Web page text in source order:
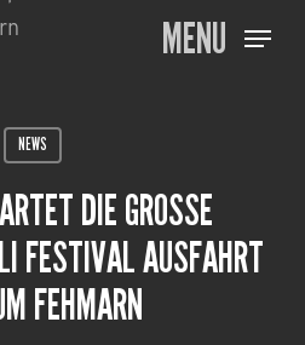
MENU
NEWS
DIE GROSSE M
AUSFAHRT R
FEHMARN